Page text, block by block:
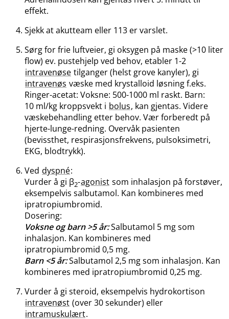
effekt.
Sjekk at akutteam eller 113 er varslet.
Sørg for frie luftveier, gi oksygen på maske (>10 liter
flow) ev. pustehjelp ved behov, etabler 1-2
intravenøse tilganger (helst grove kanyler), gi
intravenøs væske med krystalloid løsning f.eks.
Ringer-acetat: Voksne: 500-1000 ml raskt. Barn:
10 ml/kg kroppsvekt i bolus, kan gjentas. Videre
væskebehandling etter behov. Vær forberedt på
hjerte-lunge-redning. Overvåk pasienten
(bevissthet, respirasjonsfrekvens, pulsoksimetri,
EKG, blodtrykk).
Ved dyspné:
Vurder å gi β2-agonist som inhalasjon på forstøver,
eksempelvis salbutamol. Kan kombineres med
ipratropiumbromid.
Dosering:
Voksne og barn >5 år:Salbutamol 5 mg som
inhalasjon. Kan kombineres med
ipratropiumbromid 0,5 mg.
Barn <5 år:Salbutamol 2,5 mg som inhalasjon. Kan
kombineres med ipratropiumbromid 0,25 mg.
Vurder å gi steroid, eksempelvis hydrokortison
intravenøst (over 30 sekunder) eller
intramuskulært.